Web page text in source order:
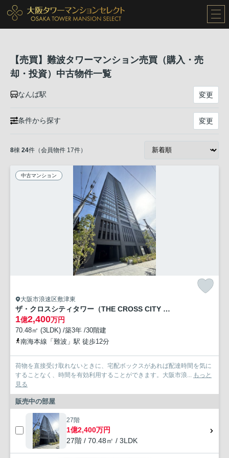
【売買】難波タワーマンション売買（購入・売
却・投資）中古物件一覧
なんば駅 変更
条件から探す 変更
8棟 24件（会員物件 17件）
中古マンション
大阪市浪速区敷津東
ザ・クロスシティタワー（THE CROSS CITY TOWER）
1億2,400万円
70.48㎡ (3LDK) /築3年 /30階建
南海本線「難波」駅 徒歩12分
荷物を直接受け取れないときに、宅配ボックスがあれば配達時間を気に
することなく、時間を有効利用することができます。大阪市浪...
もっと
見る
販売中の部屋
27階
1億2,400万円
27階 / 70.48㎡ / 3LDK